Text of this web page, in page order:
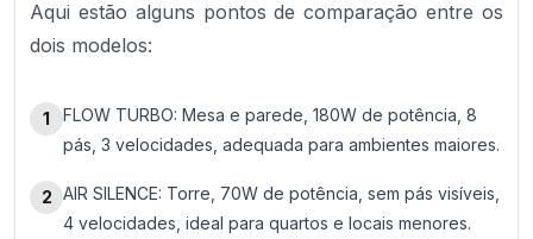
Aqui estão alguns pontos de comparação entre os
dois modelos:
1
FLOW TURBO: Mesa e parede, 180W de potência, 8
pás, 3 velocidades, adequada para ambientes maiores.
2 AIR SILENCE: Torre, 70W de potência, sem pás visíveis,
4 velocidades, ideal para quartos e locais menores.